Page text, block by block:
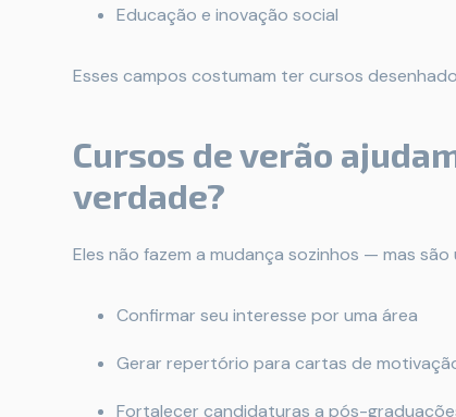
Educação e inovação social
Esses campos costumam ter cursos
Cursos de verão
verdade?
Eles não fazem a mudança sozinhos — mas são
Confirmar seu interesse por uma área
Gerar repertório para cartas de
Fortalecer candidaturas a pós-